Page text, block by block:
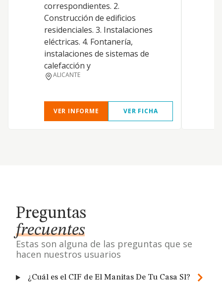
correspondientes. 2.
Construcción de edificios
residenciales. 3. Instalaciones
eléctricas. 4. Fontanería,
instalaciones de sistemas de
calefacción y
ALICANTE
VER INFORME VER FICHA
Preguntas
frecuentes
Estas son alguna de las preguntas que se
hacen nuestros usuarios
¿Cuál es el CIF de El Manitas De Tu Casa Sl?